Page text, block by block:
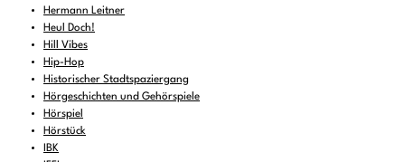
Hermann Leitner
Heul Doch!
Hill Vibes
Hip-Hop
Historischer Stadtspaziergang
Hörgeschichten und Gehörspiele
Hörspiel
Hörstück
IBK